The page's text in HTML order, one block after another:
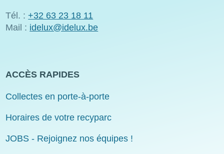
Tél. : +32 63 23 18 11
Mail : idelux@idelux.be
ACCÈS RAPIDES
Collectes en porte-à-porte
Horaires de votre recyparc
JOBS - Rejoignez nos équipes !